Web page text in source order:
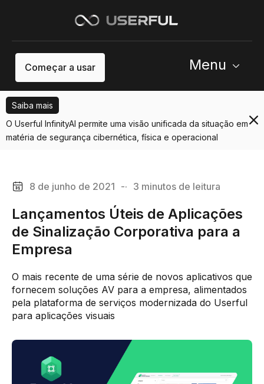
Começar a usar Menu
Saiba mais
O Userful InfinityAI permite uma visão unificada da situação em
matéria de segurança cibernética, física e operacional
8 de junho de 2021 -· 3 minutos de leitura
Lançamentos Úteis de Aplicações
de Sinalização Corporativa para a
Empresa
O mais recente de uma série de novos aplicativos que
fornecem soluções AV para a empresa, alimentados
pela plataforma de serviços modernizada do Userful
para aplicações visuais